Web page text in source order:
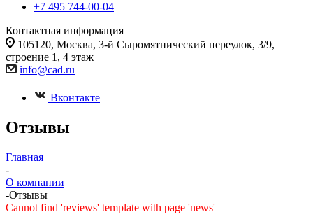
+7 495 744-00-04
Контактная информация
105120, Москва, 3-й Сыромятнический переулок, 3/9,
строение 1, 4 этаж
info@cad.ru
Вконтакте
Отзывы
Главная
-
О компании
-Отзывы
Cannot find 'reviews' template with page 'news'